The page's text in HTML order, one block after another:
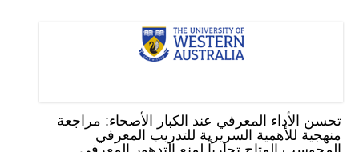
تحسن الأداء المعرفي عند الكبار الأصحاء: مراجعة
منهجية للأهمية السريرية للتدريب المعرفي